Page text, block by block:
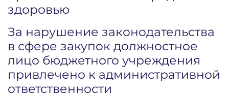
здоровью
За нарушение законодательства
в сфере закупок должностное
лицо бюджетного учреждения
привлечено к административной
ответственности